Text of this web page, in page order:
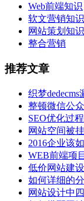
Web前端知识
软文营销知识
网站策划知识
整合营销
推荐文章
织梦
整顿微信公
SEO优化过
网站空间被
2016企业该
WEB前端项
低价网站建
如何详细的
网站设计中